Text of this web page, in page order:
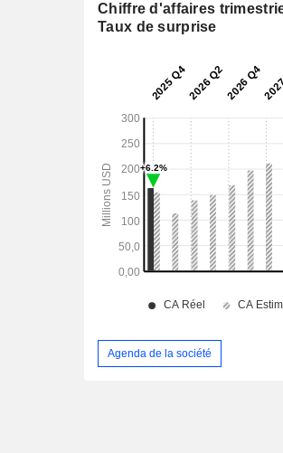
Chiffre d'affaires
Taux de surprise
Agenda de la société